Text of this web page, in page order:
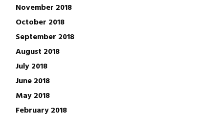
November 2018
October 2018
September 2018
August 2018
July 2018
June 2018
May 2018
February 2018